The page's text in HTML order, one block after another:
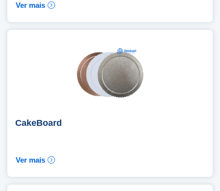
Ver mais
CakeBoard
Ver mais